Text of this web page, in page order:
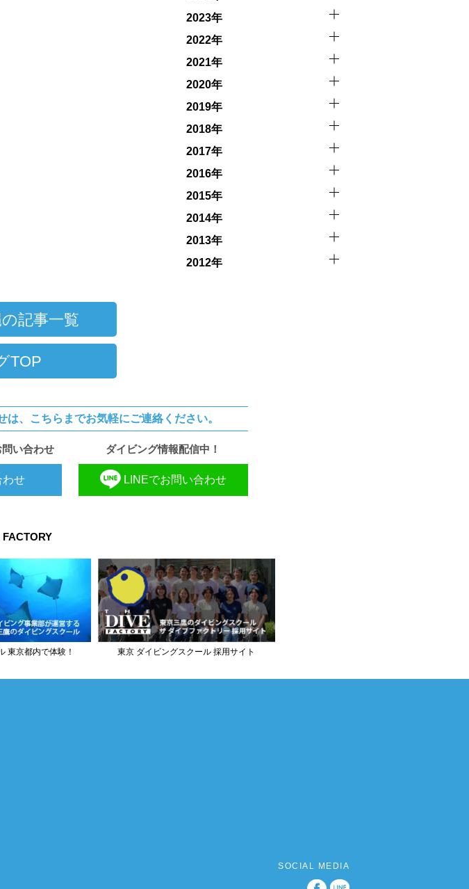
2023年
2022年
2021年
2020年
2019年
2018年
2017年
2016年
2015年
2014年
2013年
2012年
記事一覧
TOP
は、 こちらまでお気軽にご連絡ください。
い合わせ
わせ
ダイビング情報配信中！
LINEでお問い合わせ
東京都内で体験！ 東京 ダイビングスクール 採用サイト
SOCIAL MEDIA